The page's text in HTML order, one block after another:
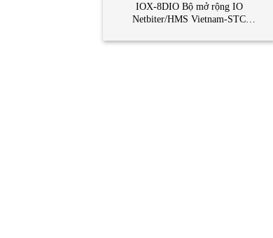
IOX-8DIO Bộ mở rộng IO
Netbiter/HMS Vietnam-STC